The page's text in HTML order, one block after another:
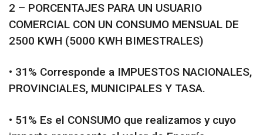
2 – PORCENTAJES PARA UN USUARIO
COMERCIAL CON UN CONSUMO MENSUAL DE
2500 KWH (5000 KWH BIMESTRALES)
• 31% Corresponde a IMPUESTOS NACIONALES,
PROVINCIALES, MUNICIPALES Y TASA.
• 51% Es el CONSUMO que realizamos y cuyo